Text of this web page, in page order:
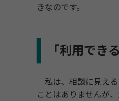
きなのです。
「利用で
私は、相談に見える
ことはありませんが